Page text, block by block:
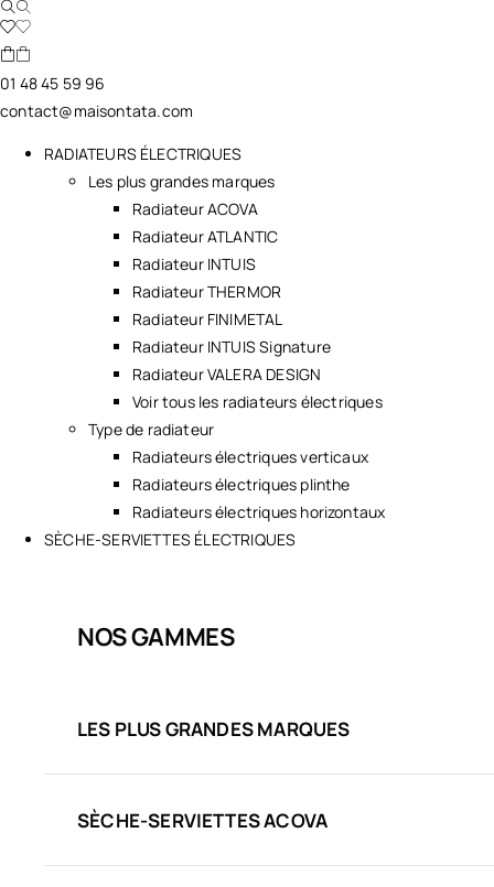
01 48 45 59 96
contact@maisontata.com
RADIATEURS ÉLECTRIQUES
Les plus grandes marques
Radiateur ACOVA
Radiateur ATLANTIC
Radiateur INTUIS
Radiateur THERMOR
Radiateur FINIMETAL
Radiateur INTUIS Signature
Radiateur VALERA DESIGN
Voir tous les radiateurs électriques
Type de radiateur
Radiateurs électriques verticaux
Radiateurs électriques plinthe
Radiateurs électriques horizontaux
SÈCHE-SERVIETTES ÉLECTRIQUES
NOS GAMMES
LES PLUS GRANDES MARQUES
SÈCHE-SERVIETTES ACOVA